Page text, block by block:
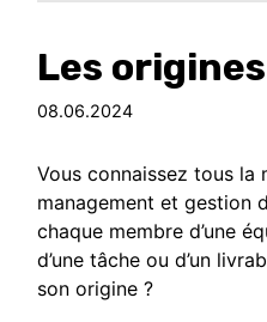
Les
08.06.2024
Vous connaissez tous la
management et gestion
chaque membre d’une
d’une tâche ou d’un
son origine ?